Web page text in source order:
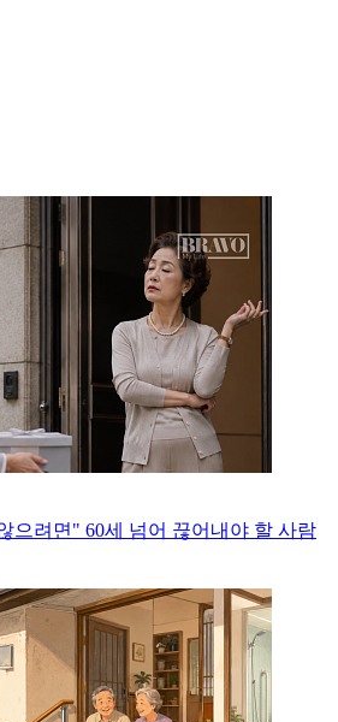
으려면" 60세 넘어 끊어내야 할 사람